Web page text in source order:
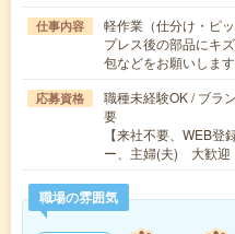
仕事内容
軽作業（仕分け・ピ
プレス後の部品にキ
包などをお願いしま
応募資格
職種未経験OK / ブラ
要
【来社不要、WEB
ー、主婦(夫) 大歓迎
職場の雰囲気